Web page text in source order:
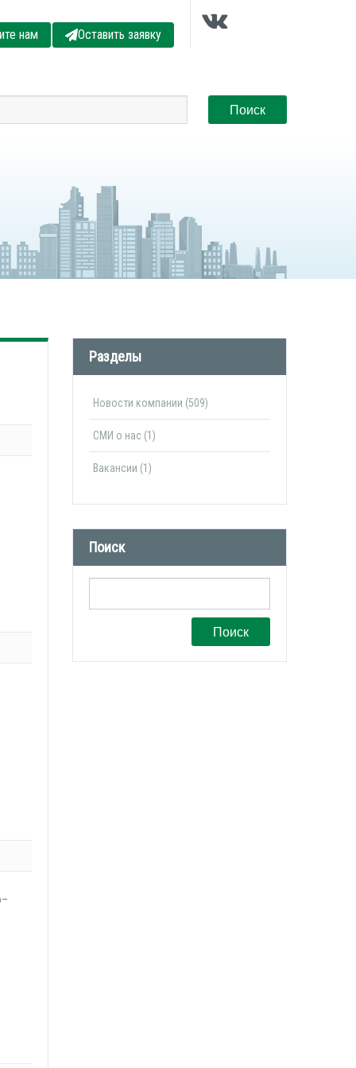
нам Оставить заявку
Разделы
Новости компании (509)
СМИ о нас (1)
Вакансии (1)
Поиск
Поиск